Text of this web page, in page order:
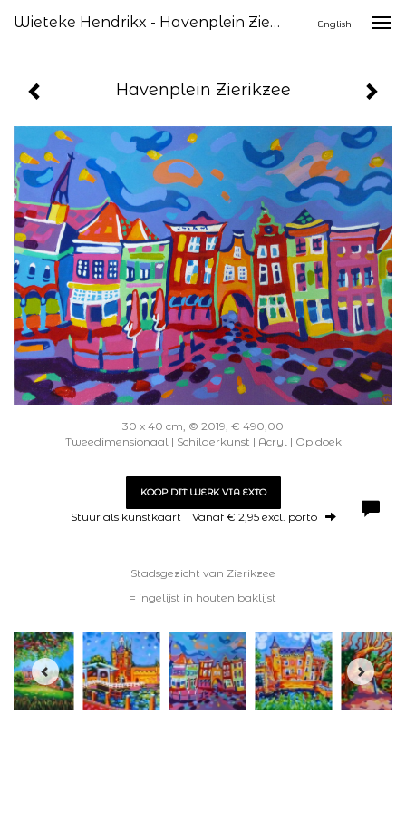
Wieteke Hendrikx - Havenplein Zierikzee English
Havenplein Zierikzee
30 x 40 cm, © 2019, € 490,00
Tweedimensionaal | Schilderkunst | Acryl | Op doek
KOOP DIT WERK VIA EXTO
Stuur als kunstkaart Vanaf € 2,95 excl. porto
Stadsgezicht van Zierikzee
= ingelijst in houten baklijst